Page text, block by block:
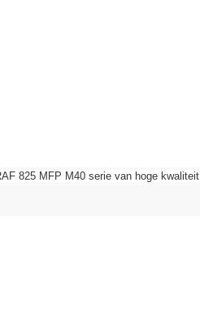
825 MFP M40 serie van hoge kwaliteit